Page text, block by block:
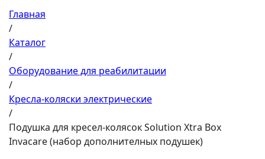
Главная
/
Каталог
/
Оборудование для реабилитации
/
Кресла-коляски электрические
/
Подушка для кресел-колясок Solution Xtra Box
Invacare (набор дополнителных подушек)